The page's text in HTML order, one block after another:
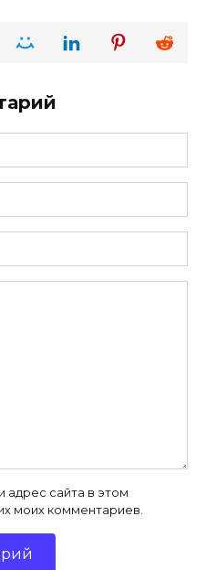
адрес сайта в этом
моих комментариев.